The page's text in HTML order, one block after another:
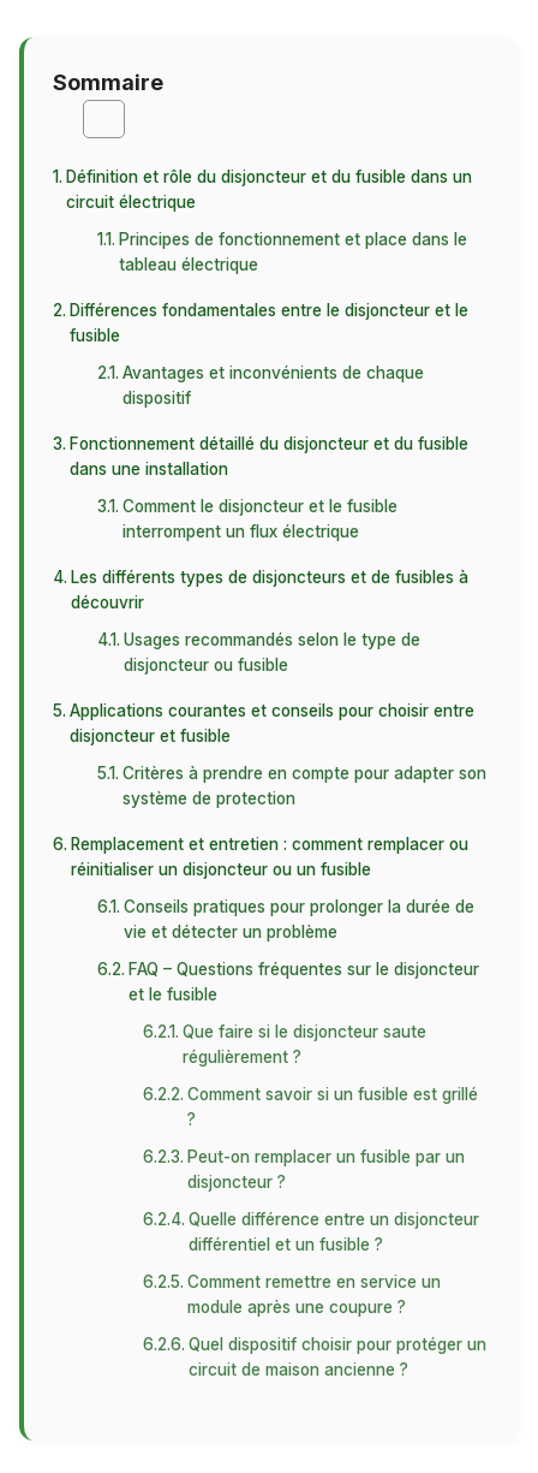
Sommaire
Définition et rôle du disjoncteur et du fusible dans un
circuit électrique
Principes de fonctionnement et place dans le
tableau électrique
Différences fondamentales entre le disjoncteur et le
fusible
Avantages et inconvénients de chaque
dispositif
Fonctionnement détaillé du disjoncteur et du fusible
dans une installation
Comment le disjoncteur et le fusible
interrompent un flux électrique
Les différents types de disjoncteurs et de fusibles à
découvrir
Usages recommandés selon le type de
disjoncteur ou fusible
Applications courantes et conseils pour choisir entre
disjoncteur et fusible
Critères à prendre en compte pour adapter son
système de protection
Remplacement et entretien : comment remplacer ou
réinitialiser un disjoncteur ou un fusible
Conseils pratiques pour prolonger la durée de
vie et détecter un problème
FAQ – Questions fréquentes sur le disjoncteur
et le fusible
Que faire si le disjoncteur saute
régulièrement ?
Comment savoir si un fusible est grillé
?
Peut-on remplacer un fusible par un
disjoncteur ?
Quelle différence entre un disjoncteur
différentiel et un fusible ?
Comment remettre en service un
module après une coupure ?
Quel dispositif choisir pour protéger un
circuit de maison ancienne ?